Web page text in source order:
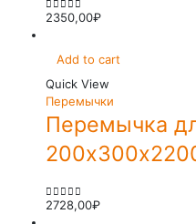
0out of 5
2350,00₽
Add to cart
Quick View
Перемычки
Перемычка
0out of 5
2728,00₽